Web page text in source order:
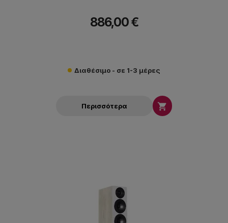
886,00 €
Διαθέσιμο - σε 1-3 μέρες
Περισσότερα 